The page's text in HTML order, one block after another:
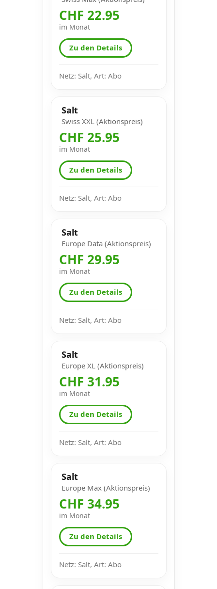
CHF 22.95
im Monat
Zu den Details
Netz: Salt, Art: Abo
Salt
Swiss XXL (Aktionspreis)
CHF 25.95
im Monat
Zu den Details
Netz: Salt, Art: Abo
Salt
Europe Data (Aktionspreis)
CHF 29.95
im Monat
Zu den Details
Netz: Salt, Art: Abo
Salt
Europe XL (Aktionspreis)
CHF 31.95
im Monat
Zu den Details
Netz: Salt, Art: Abo
Salt
Europe Max (Aktionspreis)
CHF 34.95
im Monat
Zu den Details
Netz: Salt, Art: Abo